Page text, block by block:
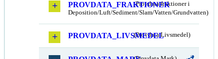
PROVDATA_FRAKTIONER
(Provdata fraktioner i
Deposition/Luft/Sediment/Slam/Vatten/Grundvatten)
PROVDATA_LIVSMEDEL
(Provdata Livsmedel)